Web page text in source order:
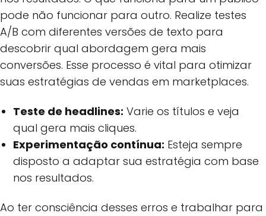
pode não funcionar para outro. Realize testes
A/B com diferentes versões de texto para
descobrir qual abordagem gera mais
conversões. Esse processo é vital para otimizar
suas estratégias de vendas em marketplaces.
Teste de headlines: Varie os títulos e veja
qual gera mais cliques.
Experimentação contínua: Esteja sempre
disposto a adaptar sua estratégia com base
nos resultados.
Ao ter consciência desses erros e trabalhar para